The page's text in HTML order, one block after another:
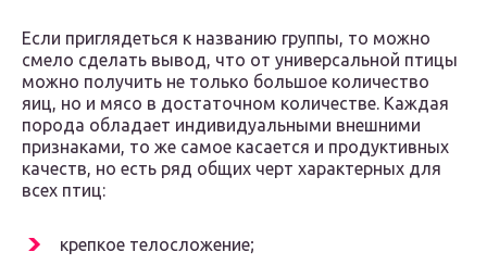
Если приглядеться к названию группы, то можно
смело сделать вывод, что от универсальной птицы
можно получить не только большое количество
яиц, но и мясо в достаточном количестве. Каждая
порода обладает индивидуальными внешними
признаками, то же самое касается и продуктивных
качеств, но есть ряд общих черт характерных для
всех птиц:
крепкое телосложение;